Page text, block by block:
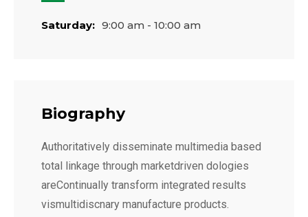
Saturday: 9:00 am - 10:00 am
Biography
Authoritatively disseminate multimedia based
total linkage through marketdriven dologies
areContinually transform integrated results
vismultidiscnary manufacture products.